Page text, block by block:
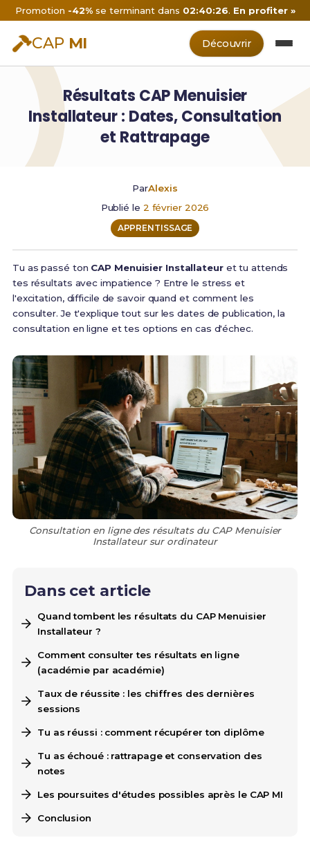
Promotion -42% se terminant dans 02:40:25. En profiter »
CAP MI Découvrir
Résultats CAP Menuisier
Installateur : Dates, Consultation
et Rattrapage
ParAlexis
Publié le 2 février 2026
APPRENTISSAGE
Tu as passé ton CAP Menuisier Installateuret tu attends
tes résultats avec impatience ? Entre le stress et
l'excitation, difficile de savoir quand et comment les
consulter. Je t'explique tout sur les dates de publication, la
consultation en ligne et tes options en cas d'échec.
Consultation en ligne des résultats du CAP Menuisier
Installateur sur ordinateur
Dans cet article
Quand tombent les résultats du CAP Menuisier
Installateur ?
Comment consulter tes résultats en ligne
(académie par académie)
Taux de réussite : les chiffres des dernières
sessions
Tu as réussi : comment récupérer ton diplôme
Tu as échoué : rattrapage et conservation des
notes
Les poursuites d'études possibles après le CAP MI
Conclusion